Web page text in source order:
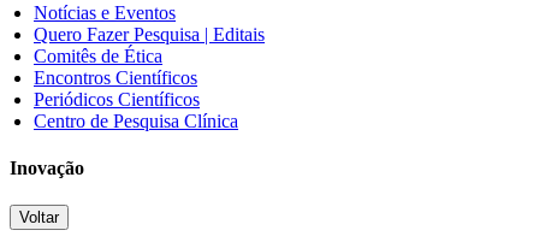
Notícias e Eventos
Quero Fazer Pesquisa | Editais
Comitês de Ética
Encontros Científicos
Periódicos Científicos
Centro de Pesquisa Clínica
Inovação
Voltar